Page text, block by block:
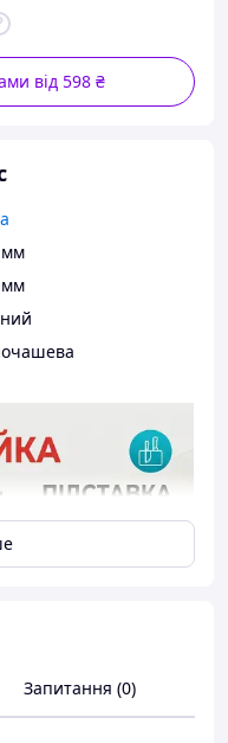
від 598 ₴
мм
мм
Запитання (0)